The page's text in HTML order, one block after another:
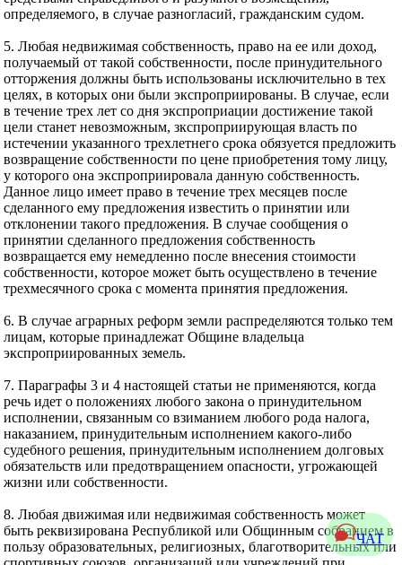
определяемого, в случае разногласий, гражданским судом.
5. Любая недвижимая собственность, право на ее или доход,
получаемый от такой собственности, после принудительного
отторжения должны быть использованы исключительно в тех
целях, в которых они были экспроприированы. В случае, если
в течение трех лет со дня экспроприации достижение такой
цели станет невозможным, зкспроприирующая власть по
истечении указанного трехлетнего срока обязуется предложить
возвращение собственности по цене приобретения тому лицу,
у которого она экспроприировала данную собственность.
Данное лицо имеет право в течение трех месяцев после
сделанного ему предложения известить о принятии или
отклонении такого предложения. В случае сообщения о
принятии сделанного предложения собственность
возвращается ему немедленно после внесения стоимости
собственности, которое может быть осуществлено в течение
трехмесячного срока с момента принятия предложения.
6. В случае аграрных реформ земли распределяются только тем
лицам, которые принадлежат Общине владельца
экспроприированных земель.
7. Параграфы 3 и 4 настоящей статьи не применяются, когда
речь идет о положениях любого закона о принудительном
исполнении, связанным со взиманием любого рода налога,
наказанием, принудительным исполнением какого-либо
судебного решения, принудительным исполнением долговых
обязательств или предотвращением опасности, угрожающей
жизни или собственности.
8. Любая движимая или недвижимая собственность может
быть реквизирована Республикой или Общинным собранием в
пользу образовательных, религиозных, благотворительных или
ЧАТ